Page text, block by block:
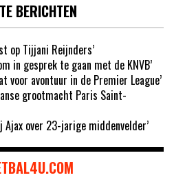
BERICHTEN
op Tijjani Reijnders’
in gesprek te gaan met de KNVB’
voor avontuur in de Premier League’
grootmacht Paris Saint-
Ajax over 23-jarige middenvelder’